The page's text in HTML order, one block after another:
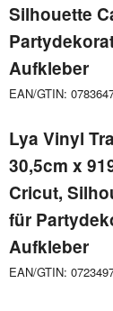
Silhouette
Aufkleber
EAN/GTIN:
Lya Vinyl
30,5cm x
Cricut,
für
Aufkleber
EAN/GTIN: